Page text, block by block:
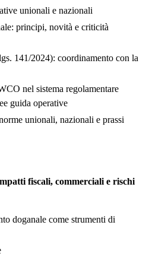
unionali e nazionali
principi, novità e criticità
141/2024): coordinamento con la
nel sistema regolamentare
guida operative
unionali, nazionali e prassi
fiscali, commerciali e rischi
doganale come strumenti di